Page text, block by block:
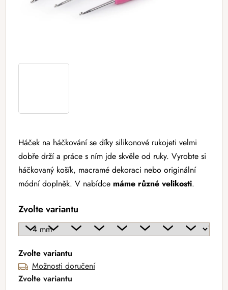
Háček na háčkování se díky silikonové rukojeti velmi
dobře drží a práce s ním jde skvěle od ruky. Vyrobte si
háčkovaný košík, macramé dekoraci nebo originální
módní doplněk. V nabídce máme různé velikosti.
Zvolte variantu
Zvolte variantu
Možnosti doručení
Zvolte variantu